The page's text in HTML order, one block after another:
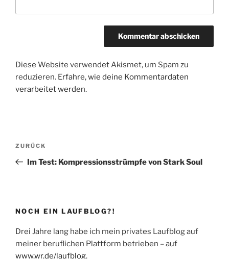
Diese Website verwendet Akismet, um Spam zu
reduzieren. Erfahre, wie deine Kommentardaten
verarbeitet werden.
Beitragsnavigation
Vorheriger
Beitrag
ZURÜCK
Im Test: Kompressionsstrümpfe von Stark Soul
NOCH EIN LAUFBLOG?!
Drei Jahre lang habe ich mein privates Laufblog auf
meiner beruflichen Plattform betrieben – auf
www.wr.de/laufblog.